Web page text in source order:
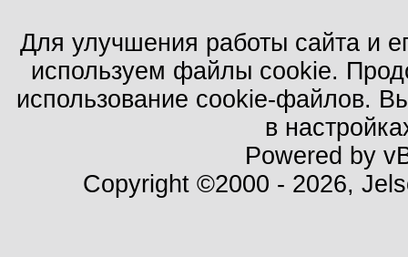
Для улучшения работы сайта и
используем файлы cookie.
использование cookie-файлов.
в
Powered by
Copyright ©2000 - 2026,